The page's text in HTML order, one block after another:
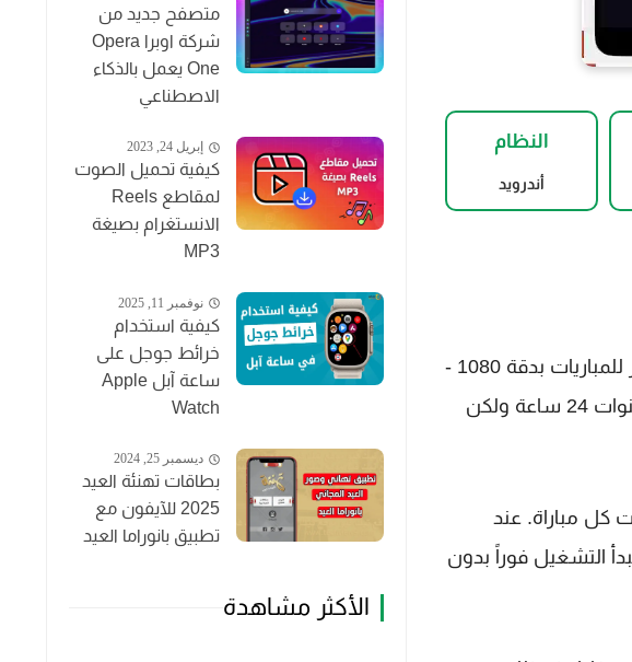
النظام
أندرويد
تطبيق Majed Sport هو منصة مجانية لمشاهدة القنوات الرياضية بدون تقطعات، ويوفر بث مباشر للمباريات بدقة 1080 -
720 - 360 حسب سرعة الانترنت المتوفرة لدى المستخدمين. فكرة التطبيق لا تعتمد على عرض القنوات 24 ساعة ولكن
كل مباراة. عند
التشغيل فوراً بدون
متصفح جديد من
شركة اوبرا Opera
One يعمل بالذكاء
الاصطناعي
إبريل 24, 2023
كيفية تحميل الصوت
لمقاطع Reels
الانستغرام بصيغة
MP3
نوفمبر 11, 2025
كيفية استخدام
خرائط جوجل على
ساعة آبل Apple
Watch
ديسمبر 25, 2024
بطاقات تهنئة العيد
2025 للآيفون مع
تطبيق بانوراما العيد
الأكثر مشاهدة